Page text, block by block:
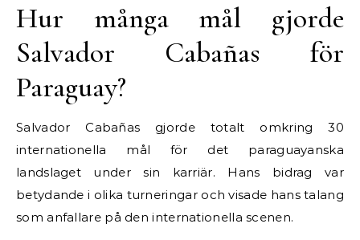
Hur många mål gjorde
Salvador Cabañas för
Paraguay?
Salvador Cabañas gjorde totalt omkring 30
internationella mål för det paraguayanska
landslaget under sin karriär. Hans bidrag var
betydande i olika turneringar och visade hans talang
som anfallare på den internationella scenen.